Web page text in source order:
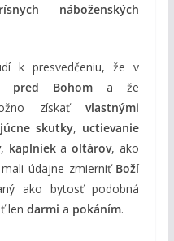
náboženských
k presvedčeniu, že v
pred Bohom a že
získaťvlastnými
skutky, uctievanie
, kaplniekaoltárov, ako
údajne zmierniť Boží
ako bytosť podobná
len darmi a pokáním.